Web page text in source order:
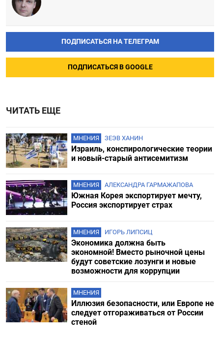
ПОДПИСАТЬСЯ НА ТЕЛЕГРАМ
ПОДПИСАТЬСЯ В GOOGLE
ЧИТАТЬ ЕЩЕ
МНЕНИЯ ЗЕЭВ ХАНИН
Израиль, конспирологические теории
и новый-старый антисемитизм
МНЕНИЯ АЛЕКСАНДРА ГАРМАЖАПОВА
Южная Корея экспортирует мечту,
Россия экспортирует страх
МНЕНИЯ ИГОРЬ ЛИПСИЦ
Экономика должна быть
экономной! Вместо рыночной цены
будут советские лозунги и новые
возможности для коррупции
МНЕНИЯ
Иллюзия безопасности, или Европе не
следует отгораживаться от России
стеной